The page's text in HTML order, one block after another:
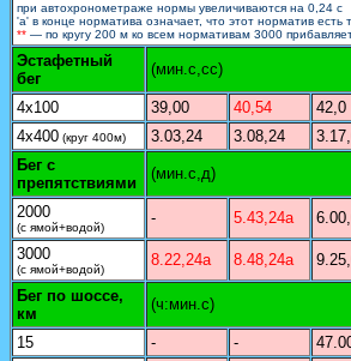
при автохронометраже нормы увеличиваются на 0,24 с
'а' в конце норматива означает, что этот норматив
** — по кругу 200 м ко всем нормативам 3000
Эстафетный
бег
(мин.с,сс)
4х100 39,00 40,54 42,0
4х400 (круг 400м) 3.03,24 3.08,24
Бег с
препятствиями
(мин.с,д)
2000
(с ямой+водой)
- 5.43,24а
3000
(с ямой+водой)
8.22,24а 8.48,24а
Бег по шоссе,
км
(ч:мин.с)
15 - -